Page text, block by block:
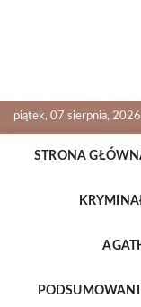
piątek, 07 sierpnia, 2026
STRONA